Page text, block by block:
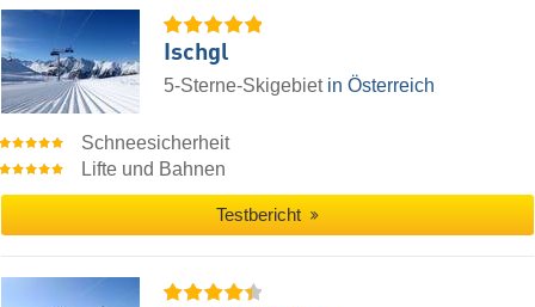
Ischgl
5-Sterne-Skigebiet in Österreich
Schneesicherheit
Lifte und Bahnen
Testbericht